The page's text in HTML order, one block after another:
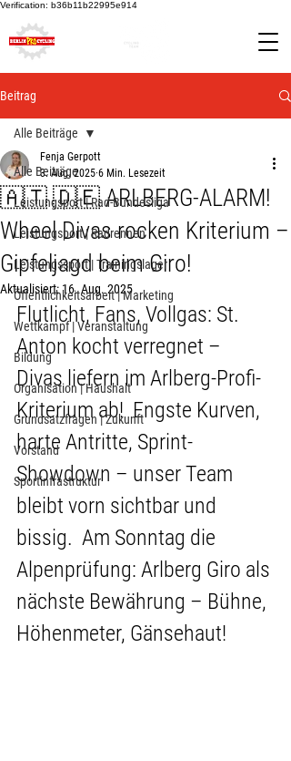
Verification: b36b11b22995e914
Beitrag
Alle Beiträge
Leistungsport | Rad-Bundesliga
Leistungsport | Radrennen
Leistungssport | Trainingslager
Öffentlichkeitsarbeit | Marketing
Wettkampf | Veranstaltung
Bildung
Organisation | Haushalt
Grundsatzfragen | Zukunft
Vorstand
Sportinfrastruktur
Alle Beiträge
🇦🇹 🇩🇪 ARLBERG-ALARM!
Wheel Divas rocken Kriterium –
Gipfeljagd beim Giro!
Fenja Gerpott
3. Aug. 2025 6 Min. Lesezeit
Aktualisiert: 16. Aug. 2025
Flutlicht, Fans, Vollgas: St.
Anton kocht verregnet –
Divas liefern im Arlberg-Profi-
Kriterium ab!  Engste Kurven,
harte Antritte, Sprint-
Showdown – unser Team
bleibt vorn sichtbar und
bissig.  Am Sonntag die
Alpenprüfung: Arlberg Giro als
nächste Bewährung – Bühne,
Höhenmeter, Gänsehaut!